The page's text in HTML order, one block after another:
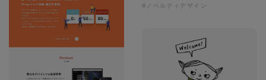
#ノベルティデザイン